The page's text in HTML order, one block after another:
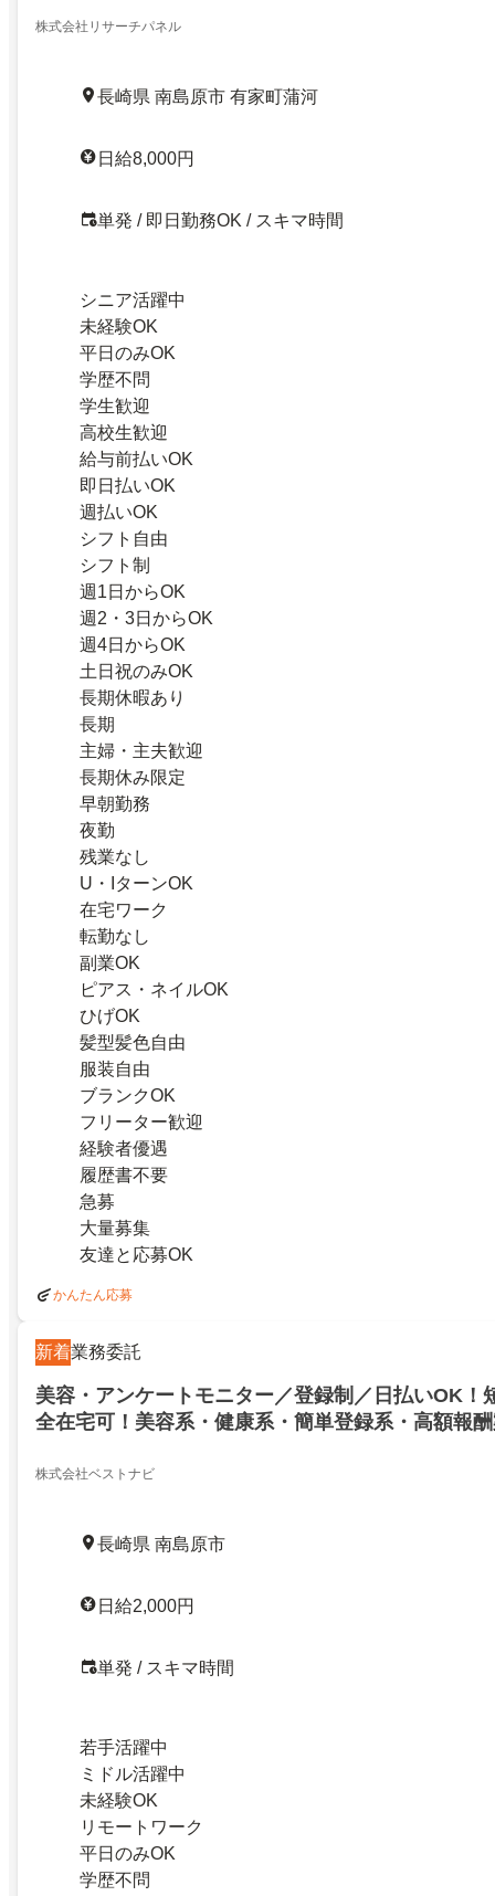
株式会社リサーチパネル
長崎県 南島原市 有家町蒲河
日給8,000円
単発 / 即日勤務OK / スキマ時間
シニア活躍中
未経験OK
平日のみOK
学歴不問
学生歓迎
高校生歓迎
給与前払いOK
即日払いOK
週払いOK
シフト自由
シフト制
週1日からOK
週2・3日からOK
週4日からOK
土日祝のみOK
長期休暇あり
長期
主婦・主夫歓迎
長期休み限定
早朝勤務
夜勤
残業なし
U・IターンOK
在宅ワーク
転勤なし
副業OK
ピアス・ネイルOK
ひげOK
髪型髪色自由
服装自由
ブランクOK
フリーター歓迎
経験者優遇
履歴書不要
急募
大量募集
友達と応募OK
かんたん応募
新着業務委託
美容・アンケートモニター／登録制／日払いOK！
全在宅可！美容系・健康系・簡単登録系・高額報
下津／23681808
株式会社ベストナビ
長崎県 南島原市
日給2,000円
単発 / スキマ時間
若手活躍中
ミドル活躍中
未経験OK
リモートワーク
平日のみOK
学歴不問